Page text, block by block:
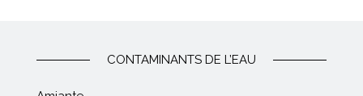
CONTAMINANTS DE L’EAU